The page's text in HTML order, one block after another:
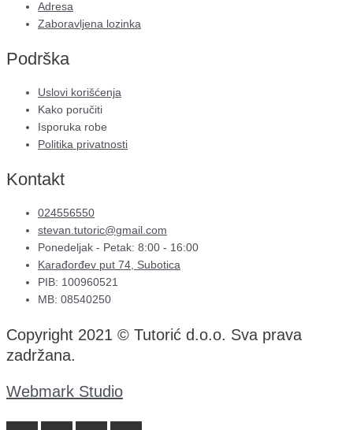
Adresa
Zaboravljena lozinka
Podrška
Uslovi korišćenja
Kako poručiti
Isporuka robe
Politika privatnosti
Kontakt
024556550
stevan.tutoric@gmail.com
Ponedeljak - Petak: 8:00 - 16:00
Karađorđev put 74, Subotica
PIB: 100960521
MB: 08540250
Copyright 2021 © Tutorić d.o.o. Sva prava
zadržana.
Webmark Studio